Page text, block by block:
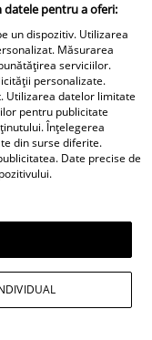
transformat
pentru a oferi:
un dispozitiv. Utilizarea
Măsurarea
serviciilor.
personalizate.
Utilizarea datelor limitate
pentru publicitate
Înțelegerea
din surse diferite.
Date precise de